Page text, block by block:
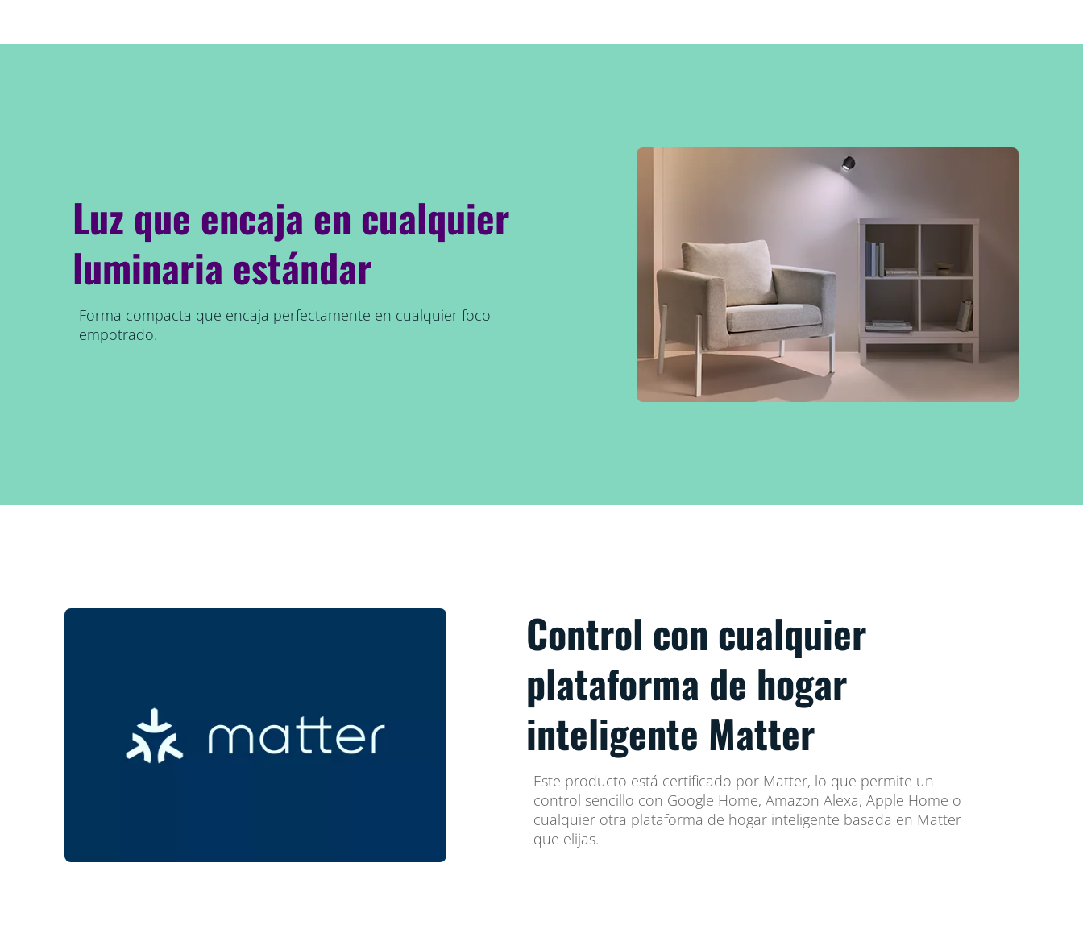
Luz que encaja en cualquier
luminaria estándar
Forma compacta que encaja perfectamente en cualquier foco
empotrado.
Control con cualquier
plataforma de hogar
inteligente Matter
Este producto está certificado por Matter, lo que permite un
control sencillo con Google Home, Amazon Alexa, Apple Home o
cualquier otra plataforma de hogar inteligente basada en Matter
que elijas.